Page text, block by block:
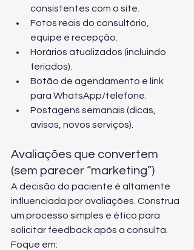
consistentes com o site.
Fotos reais do consultório,
equipe e recepção.
Horários atualizados (incluindo
feriados).
Botão de agendamento e link
para WhatsApp/telefone.
Postagens semanais (dicas,
avisos, novos serviços).
Avaliações que convertem
(sem parecer “marketing”)
A decisão do paciente é altamente
influenciada por avaliações. Construa
um processo simples e ético para
solicitar feedback após a consulta.
Foque em: